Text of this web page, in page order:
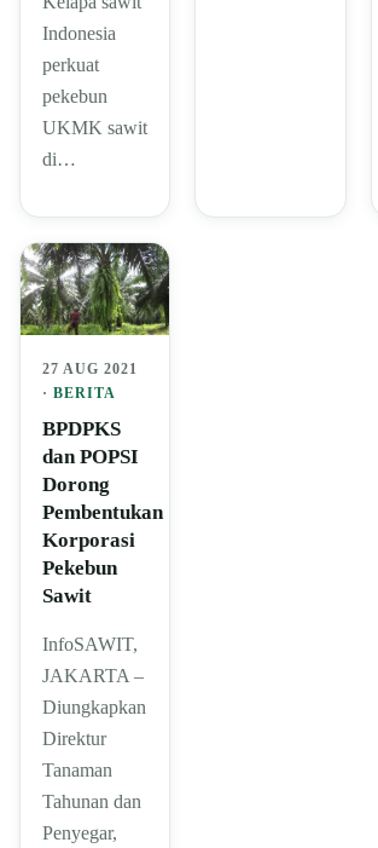
Indonesia
perkuat
pekebun
UKMK sawit
di…
27 AUG 2021
· BERITA
BPDPKS
dan POPSI
Dorong
Pembentukan
Korporasi
Pekebun
Sawit
InfoSAWIT,
JAKARTA –
Diungkapkan
Direktur
Tanaman
Tahunan dan
Penyegar,